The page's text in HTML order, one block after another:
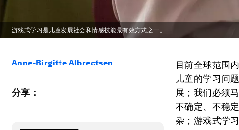
游戏式学习是儿童发展社会和情感技能最有效方式之一。
Anne-Birgitte Albrectsen
分享：
目前全球范围
儿童的学习问
展；我们必须
不确定、不稳
杂；游戏式学